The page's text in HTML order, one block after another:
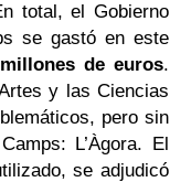
total, el Gobierno
se gastó en este
de euros.
y las Ciencias
pero sin
L’Àgora. El
se adjudicó